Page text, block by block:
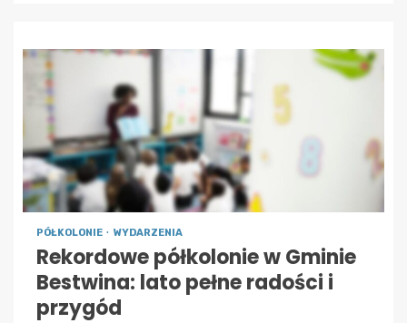
PÓŁKOLONIE WYDARZENIA
Rekordowe półkolonie w Gminie
Bestwina: lato pełne radości i
przygód